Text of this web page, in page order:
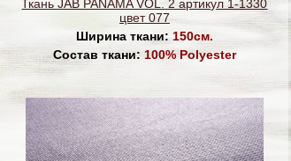
Ткань JAB PANAMA VOL. 2 артикул 1-1330
цвет 077
Ширина ткани: 150см.
Состав ткани: 100% Polyester